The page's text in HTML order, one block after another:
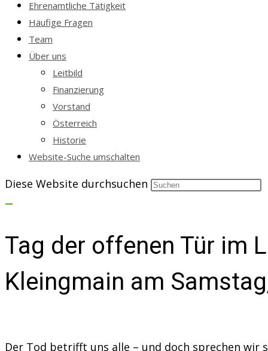
Ehrenamtliche Tätigkeit
Häufige Fragen
Team
Über uns
Leitbild
Finanzierung
Vorstand
Österreich
Historie
Website-Suche umschalten
Diese Website durchsuchen
Tag der offenen Tür im
Kleingmain am
Der Tod betrifft uns alle – und doch sprechen